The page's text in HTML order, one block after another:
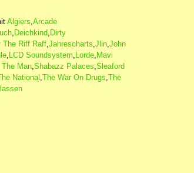
Algiers Arcade
Deichkind Dirty
The Riff Raff Jahrescharts Jlin John
LCD Soundsystem Lorde Mavi
The Man Shabazz Palaces Sleaford
National The War On Drugs The